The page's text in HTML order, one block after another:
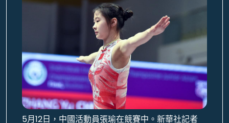
5月12日，中國活動員張瑜在競賽中。新華社記者